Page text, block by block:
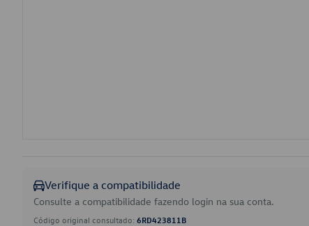
Verifique a compatibilidade
Consulte a compatibilidade fazendo login na sua conta.
Código original consultado: 6RD423811B